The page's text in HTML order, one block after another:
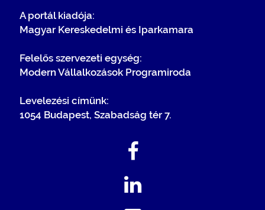
A portál kiadója:
Magyar Kereskedelmi és Iparkamara
Felelős szervezeti egység:
Modern Vállalkozások Programiroda
Levelezési címünk:
1054 Budapest, Szabadság tér 7.